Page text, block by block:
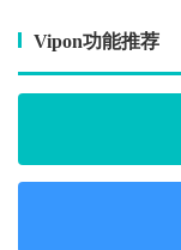
Vipon功能推荐